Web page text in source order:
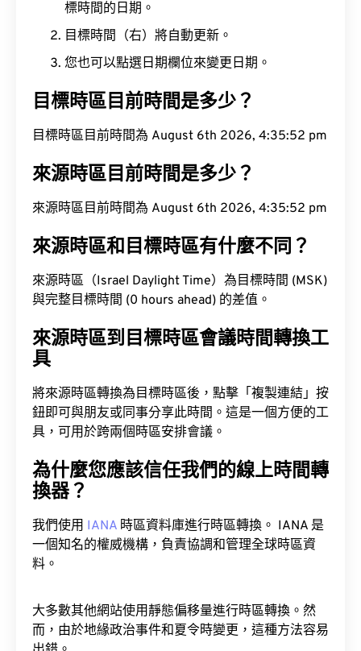
標時間的日期。
目標時間（右）將自動更新。
您也可以點選日期欄位來變更日期。
目標時區目前時間是多少？
目標時區目前時間為 August 6th 2026, 4:35:53 pm
來源時區目前時間是多少？
來源時區目前時間為 August 6th 2026, 4:35:53 pm
來源時區和目標時區有什麼不同？
來源時區（Israel Daylight Time）為目標時間 (MSK)
與完整目標時間 (0 hours ahead) 的差值。
來源時區到目標時區會議時間轉換工
具
將來源時區轉換為目標時區後，點擊「複製連結」按
鈕即可與朋友或同事分享此時間。這是一個方便的工
具，可用於跨兩個時區安排會議。
為什麼您應該信任我們的線上時間轉
換器？
我們使用 IANA 時區資料庫進行時區轉換。 IANA 是
一個知名的權威機構，負責協調和管理全球時區資
料。
大多數其他網站使用靜態偏移量進行時區轉換。然
而，由於地緣政治事件和夏令時變更，這種方法容易